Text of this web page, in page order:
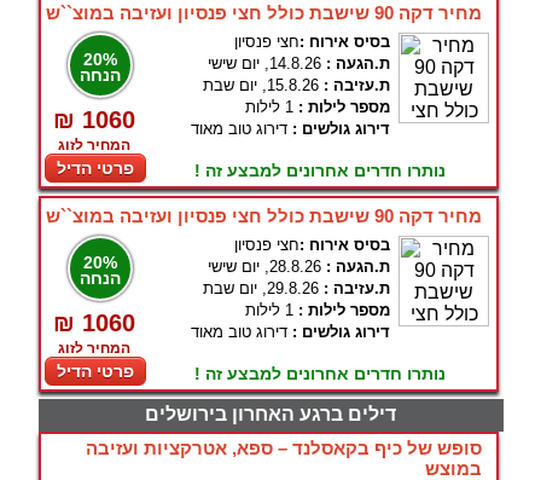
מחיר דקה 90 שישבת כולל חצי פנסיון ועזיבה במוצ``ש
20%
הנחה
₪ 1060
המחיר לזוג
פרטי הדיל
בסיס אירוח :חצי פנסיון
ת.הגעה : 14.8.26, יום שישי
ת.עזיבה : 15.8.26, יום שבת
מספר לילות : 1 לילות
דירוג גולשים : דירוג טוב מאוד
נותרו חדרים אחרונים למבצע זה !
מחיר דקה 90 שישבת כולל חצי פנסיון ועזיבה במוצ``ש
20%
הנחה
₪ 1060
המחיר לזוג
פרטי הדיל
בסיס אירוח :חצי פנסיון
ת.הגעה : 28.8.26, יום שישי
ת.עזיבה : 29.8.26, יום שבת
מספר לילות : 1 לילות
דירוג גולשים : דירוג טוב מאוד
נותרו חדרים אחרונים למבצע זה !
דילים ברגע האחרון בירושלים
סופש של כיף בקאסלנד – ספא, אטרקציות ועזיבה
במוצש